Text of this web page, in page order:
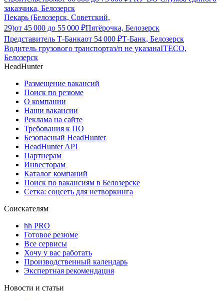
заказчика, Белозерск
Пекарь (Белозерск, Советский,
29)от 45 000 до 55 000 ₽Пятёрочка, Белозерск
Представитель Т-Банкаот 54 000 ₽Т-Банк, Белозерск
Водитель грузового транспортаз/п не указанаITECO,
Белозерск
HeadHunter
Размещение вакансий
Поиск по резюме
О компании
Наши вакансии
Реклама на сайте
Требования к ПО
Безопасный HeadHunter
HeadHunter API
Партнерам
Инвесторам
Каталог компаний
Поиск по вакансиям в Белозерске
Сетка: соцсеть для нетворкинга
Соискателям
hh PRO
Готовое резюме
Все сервисы
Хочу у вас работать
Производственный календарь
Экспертная рекомендация
Новости и статьи